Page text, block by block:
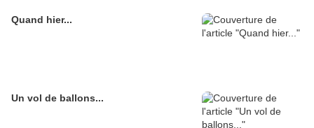
Quand hier...
Un vol de ballons...